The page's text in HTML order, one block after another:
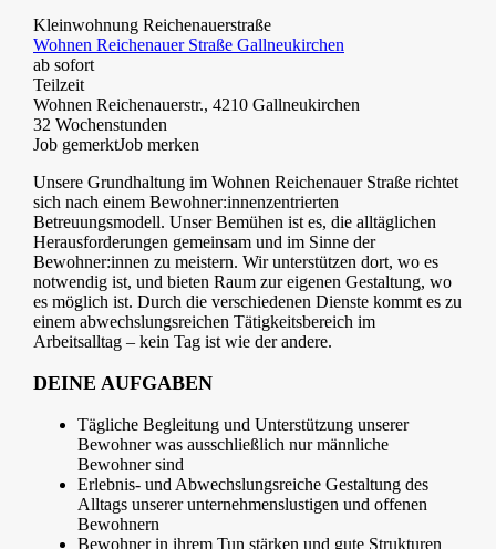
Kleinwohnung Reichenauerstraße
Wohnen Reichenauer Straße Gallneukirchen
ab sofort
Teilzeit
Wohnen Reichenauerstr., 4210 Gallneukirchen
32 Wochenstunden
Job gemerktJob merken
Unsere Grundhaltung im Wohnen Reichenauer Straße richtet
sich nach einem Bewohner:innenzentrierten
Betreuungsmodell. Unser Bemühen ist es, die alltäglichen
Herausforderungen gemeinsam und im Sinne der
Bewohner:innen zu meistern. Wir unterstützen dort, wo es
notwendig ist, und bieten Raum zur eigenen Gestaltung, wo
es möglich ist. Durch die verschiedenen Dienste kommt es zu
einem abwechslungsreichen Tätigkeitsbereich im
Arbeitsalltag – kein Tag ist wie der andere.
DEINE AUFGABEN
Tägliche Begleitung und Unterstützung unserer
Bewohner was ausschließlich nur männliche
Bewohner sind
Erlebnis- und Abwechslungsreiche Gestaltung des
Alltags unserer unternehmenslustigen und offenen
Bewohnern
Bewohner in ihrem Tun stärken und gute Strukturen